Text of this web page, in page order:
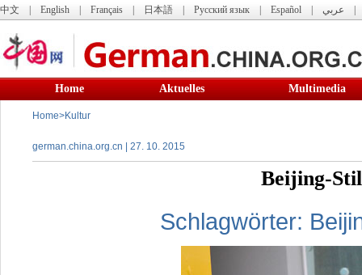
中文 English Français 日本語 Русский язык Español عربي
Home Aktuelles Multimedia
Home>Kultur
german.china.org.cn | 27. 10. 2015
Beijing-
Schlagwörter: